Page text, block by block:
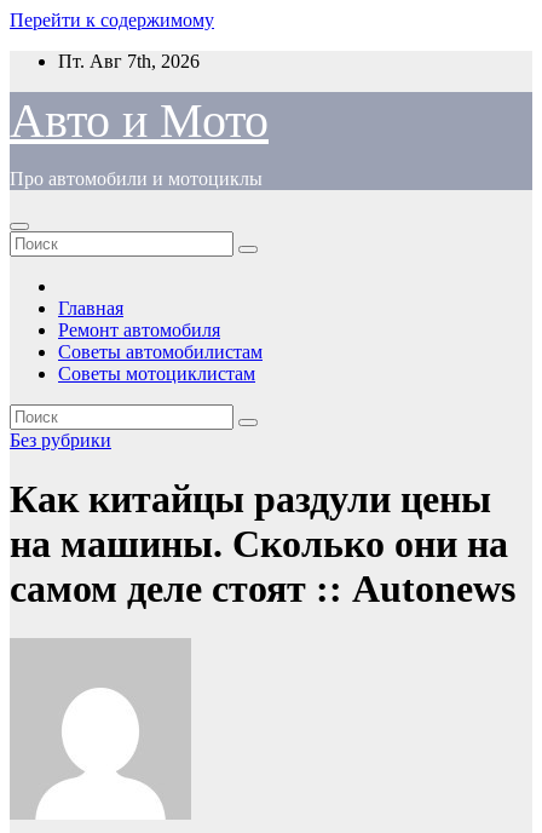
Перейти к содержимому
Пт. Авг 7th, 2026
Авто и Мото
Про автомобили и мотоциклы
Главная
Ремонт автомобиля
Советы автомобилистам
Советы мотоциклистам
Без рубрики
Как китайцы раздули цены
на машины. Сколько они на
самом деле стоят :: Autonews